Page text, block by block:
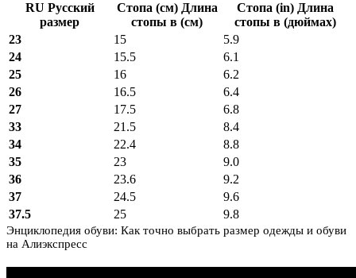
RU Русский
размер
Стопа (см) Длина
стопы в (см)
Стопа (in) Длина
стопы в (дюймах)
23
15
5.9
24
15.5
6.1
25
16
6.2
26
16.5
6.4
27
17.5
6.8
33
21.5
8.4
34
22.4
8.8
35
23
9.0
36
23.6
9.2
37
24.5
9.6
37.5
25 9.8
Энциклопедия обуви: Как точно выбрать размер одежды и обуви
на Алиэкспресс